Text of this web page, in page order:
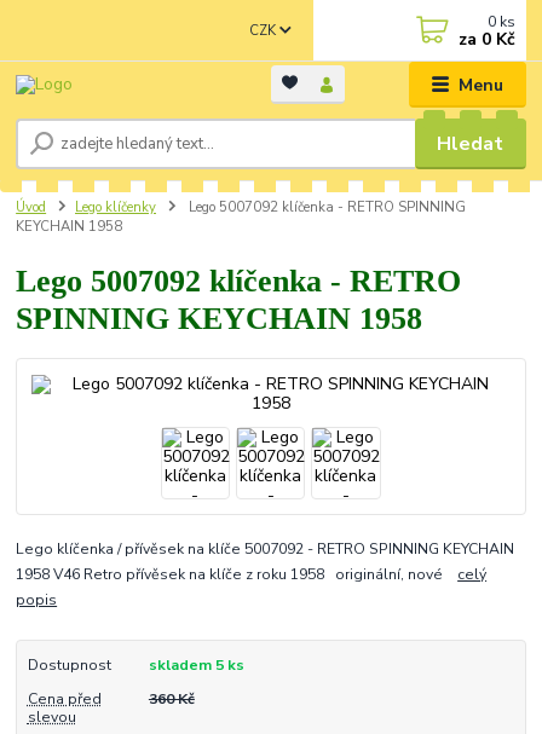
Menu
CZK
Hledat
0 ks
za 0 Kč
Úvod Lego klíčenky
Lego 5007092 klíčenka - RETRO SPINNING
KEYCHAIN 1958
Lego 5007092 klíčenka - RETRO
SPINNING KEYCHAIN 1958
Lego klíčenka / přívěsek na klíče 5007092 - RETRO SPINNING KEYCHAIN
1958 V46 Retro přívěsek na klíče z roku 1958 originální, nové celý
popis
Dostupnost
skladem 5 ks
Cena před
slevou
360 Kč